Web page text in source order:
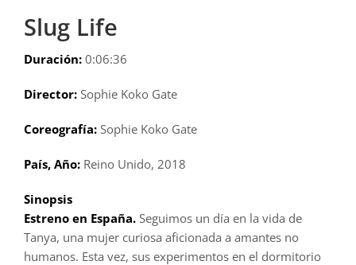
Slug Life
Duración: 0:06:36
Director:Sophie Koko Gate
Coreografía:Sophie Koko Gate
País, Año:Reino Unido, 2018
Sinopsis
Estreno en España. Seguimos un día en la vida de
Tanya, una mujer curiosa aficionada a amantes no
humanos. Esta vez, sus experimentos en el dormitorio